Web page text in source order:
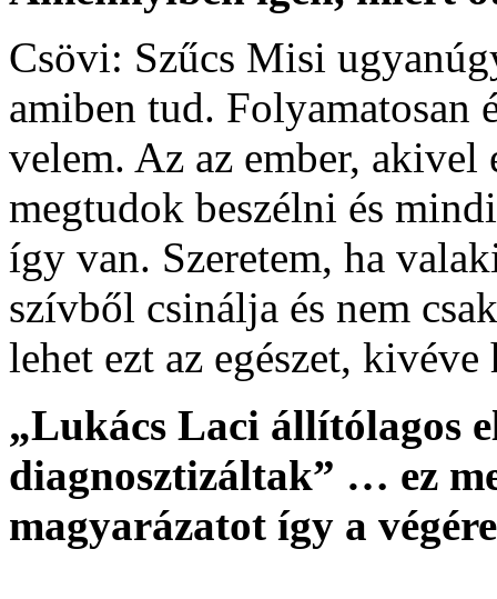
Csövi: Szűcs Misi
amiben tud.
velem. Az az ember,
megtudok beszélni és
így van. Szeretem, ha
szívből csinálja és nem
lehet ezt az egészet,
„Lukács Laci állítólagos
diagnosztizáltak” … ez
magyarázatot így a